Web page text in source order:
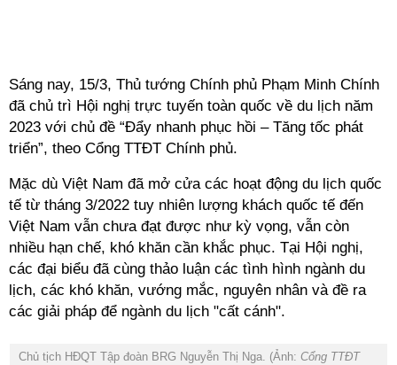
Sáng nay, 15/3, Thủ tướng Chính phủ Phạm Minh Chính
đã chủ trì Hội nghị trực tuyến toàn quốc về du lịch năm
2023 với chủ đề “Đẩy nhanh phục hồi – Tăng tốc phát
triển”, theo Cổng TTĐT Chính phủ.
Mặc dù Việt Nam đã mở cửa các hoạt động du lịch quốc
tế từ tháng 3/2022 tuy nhiên lượng khách quốc tế đến
Việt Nam vẫn chưa đạt được như kỳ vọng, vẫn còn
nhiều hạn chế, khó khăn cần khắc phục. Tại Hội nghị,
các đại biểu đã cùng thảo luận các tình hình ngành du
lịch, các khó khăn, vướng mắc, nguyên nhân và đề ra
các giải pháp để ngành du lịch "cất cánh".
Chủ tịch HĐQT Tập đoàn BRG Nguyễn Thị Nga. (Ảnh: Cổng TTĐT